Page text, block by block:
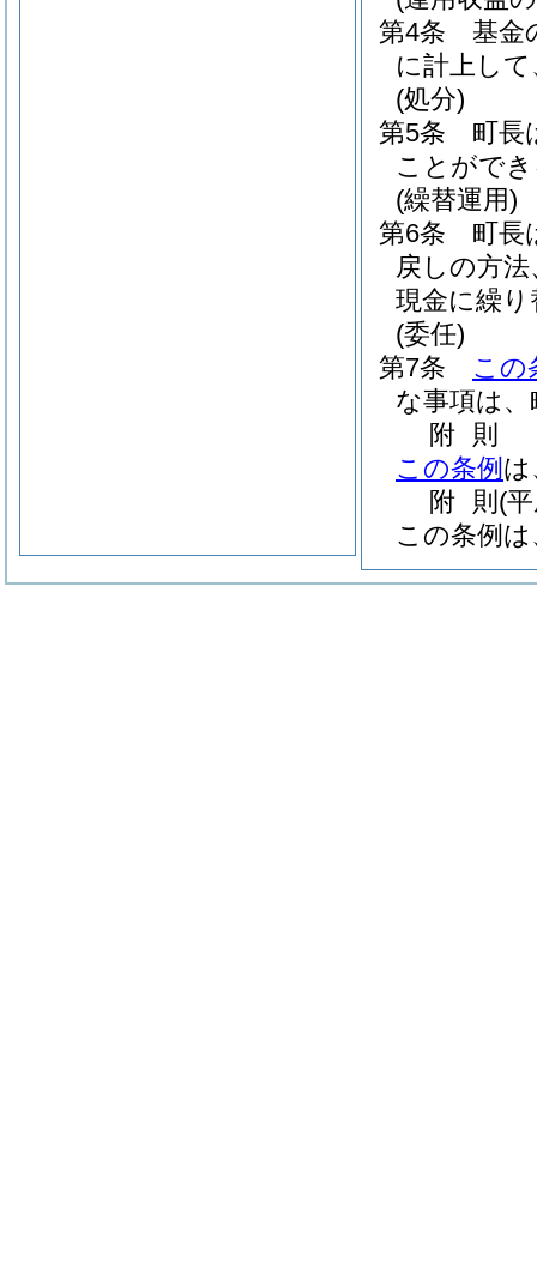
第4条
基金
に計上し
(処分)
第5条
町長
ことがで
(繰替運用)
第6条
町長
戻しの方
現金に繰
(委任)
第7条
この
な事項は
附 則
この条例 は
附 則 (
この条例